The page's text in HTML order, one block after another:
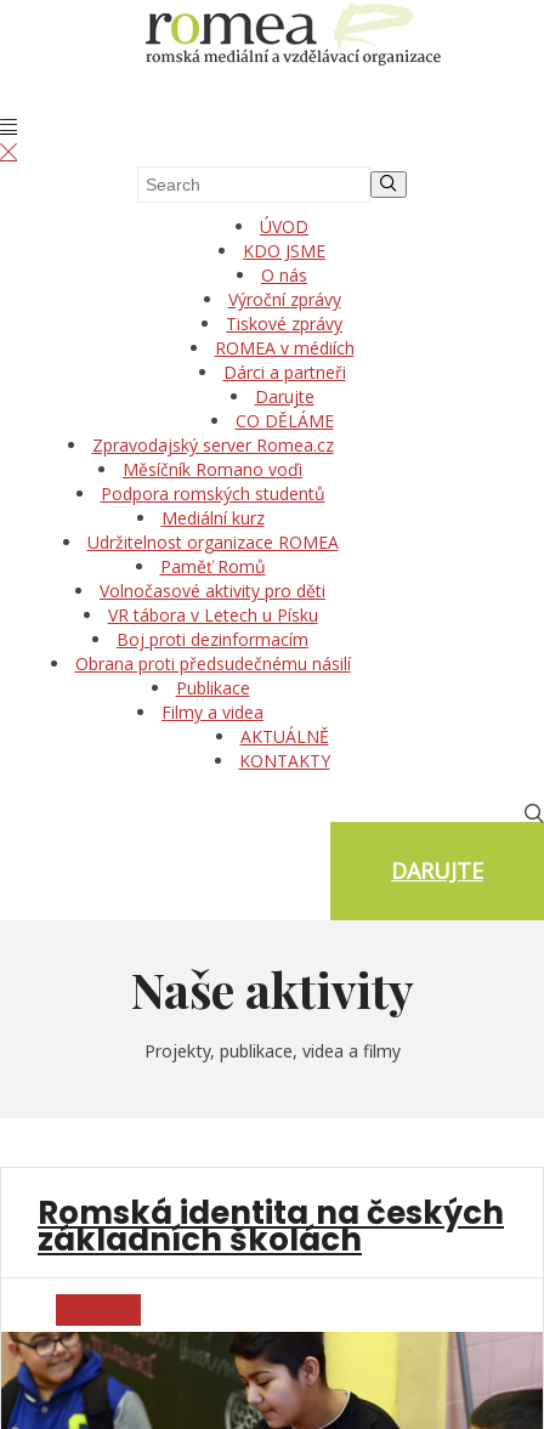
ÚVOD
KDO JSME
O nás
Výroční zprávy
Tiskové zprávy
ROMEA v médiích
Dárci a partneři
Darujte
CO DĚLÁME
Zpravodajský server Romea.cz
Měsíčník Romano voďi
Podpora romských studentů
Mediální kurz
Udržitelnost organizace ROMEA
Paměť Romů
Volnočasové aktivity pro děti
VR tábora v Letech u Písku
Boj proti dezinformacím
Obrana proti předsudečnému násilí
Publikace
Filmy a videa
AKTUÁLNĚ
KONTAKTY
DARUJTE
Naše aktivity
Projekty, publikace, videa a filmy
Romská identita na českých
základních školách